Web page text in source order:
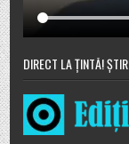
DIRECT LA ȚINTĂ!